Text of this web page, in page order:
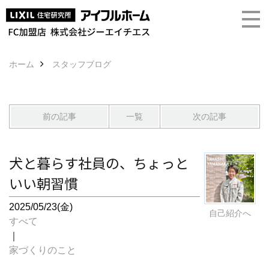
ホーム スタッフブログ
前の記事 一覧 次の記事
自己紹介へ
犬と暮らす社員の、ちょっと
いい朝習慣
2025/05/23(金)
すべて
家づくりのこと